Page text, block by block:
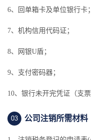
6、回单箱卡及单位银行卡；
7、机构信用代码证；
8、网银U盾；
9、支付密码器；
10、银行未开完凭证（支
03 公司注销所需材料